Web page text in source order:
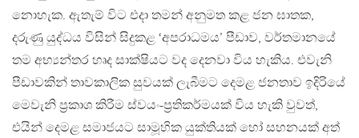
නොහැක. ඇතැම් විට එදා තමන් අනුමත කළ ජන ඝාතක,
දරුණු යුද්ධය විසින් සිදුකළ ‘අපරාධමය’ පීඩාව, වර්තමානයේ
තම අභ්‍යන්තර හෘද සාක්ෂියට වද දෙනවා විය හැකිය. එවැනි
පීඩාවකින් තාවකාලික සුවයක් ලැබීමට දෙමළ ජනතාව ඉදිරියේ
මෙවැනි ප්‍රකාශ කිරීම ස්වයං-ප්‍රතිකර්මයක් විය හැකි වුවත්,
එයින් දෙමළ සමාජයට සාමූහික යුක්තියක් හෝ සහනයක් අත්